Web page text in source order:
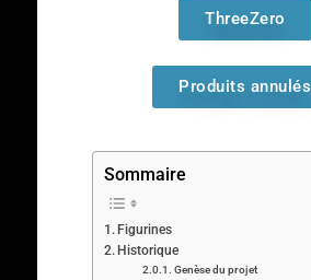
ThreeZero
Produits annulés
Sommaire
Figurines
Historique
Genèse du projet